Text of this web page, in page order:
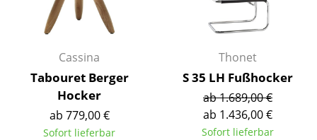
Akkuleuchten
... alle Leuchten
Betten
Doppelbetten
Einzelbetten
Cassina
Tabouret Berger
Hocker
ab 779,00 €
Sofort lieferbar
Thonet
S 35 LH Fußhocker
ab 1.689,00 €
ab 1.436,00 €
Sofort lieferbar